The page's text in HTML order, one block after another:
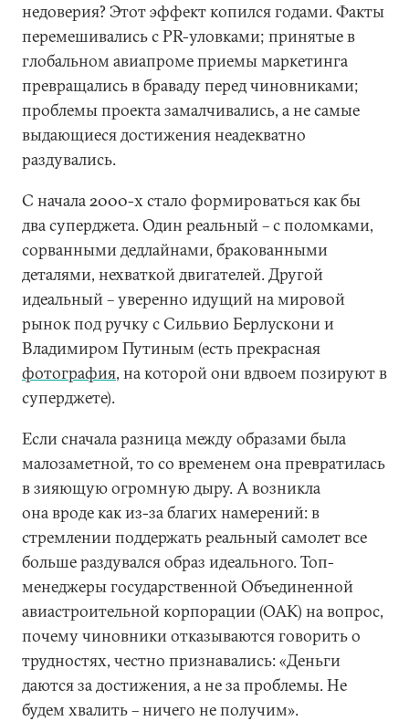
недоверия? Этот эффект копился годами. Факты
перемешивались с PR-уловками; принятые в
глобальном авиапроме приемы маркетинга
превращались в браваду перед чиновниками;
проблемы проекта замалчивались, а не самые
выдающиеся достижения неадекватно
раздувались.
С начала 2000-х стало формироваться как бы
два суперджета. Один реальный – с поломками,
сорванными дедлайнами, бракованными
деталями, нехваткой двигателей. Другой
идеальный – уверенно идущий на мировой
рынок под ручку с Сильвио Берлускони и
Владимиром Путиным (есть прекрасная
фотография, на которой они вдвоем позируют в
суперджете).
Если сначала разница между образами была
малозаметной, то со временем она превратилась
в зияющую огромную дыру. А возникла
она вроде как из-за благих намерений: в
стремлении поддержать реальный самолет все
больше раздувался образ идеального. Топ-
менеджеры государственной Объединенной
авиастроительной корпорации (ОАК) на вопрос,
почему чиновники отказываются говорить о
трудностях, честно признавались: «Деньги
даются за достижения, а не за проблемы. Не
будем хвалить – ничего не получим».